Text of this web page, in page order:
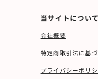
当サイトについて
会社概要
特定商取引法に基
プライバシーポリ